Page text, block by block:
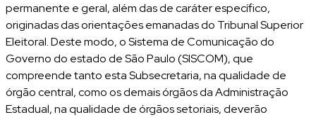
permanente e geral, além das de caráter específico,
originadas das orientações emanadas do Tribunal Superior
Eleitoral. Deste modo, o Sistema de Comunicação do
Governo do estado de São Paulo (SISCOM), que
compreende tanto esta Subsecretaria, na qualidade de
órgão central, como os demais órgãos da Administração
Estadual, na qualidade de órgãos setoriais, deverão